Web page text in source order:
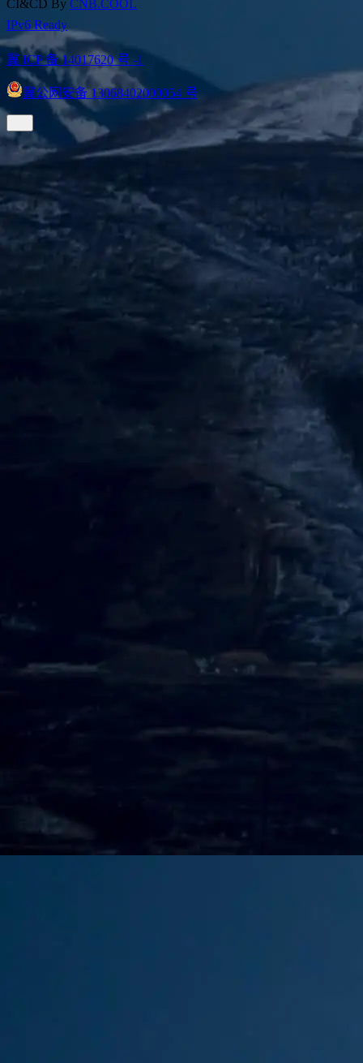
CI&CD By CNB.COOL
IPv6 Ready
冀 ICP 备 14017620 号 -1
冀公网安备 13068402000054 号